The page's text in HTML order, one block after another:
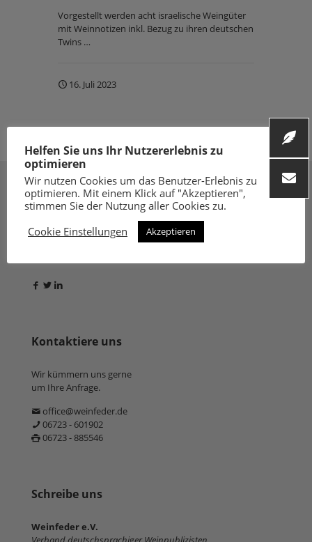
Vorgestellt werden acht israelische Weingüter
mit Weinnotizen inkl. Bezug zu ihren deutschen
Twins …
16. Juli 2023
Kontaktiere uns
Wir kümmern uns gerne
um Ihre Anfrage.
office@weinfeder.de
06723 - 601902
06723 - 885546
Schreibe uns
Weinfeder e.V.
Helfen Sie uns Ihr Nutzererlebnis zu
optimieren
Wir nutzen Cookies um das Benutzer-Erlebnis zu
optimieren. Mit einem Klick auf "Akzeptieren",
stimmen Sie der Nutzung aller Cookies zu.
Cookie Einstellungen
Akzeptieren